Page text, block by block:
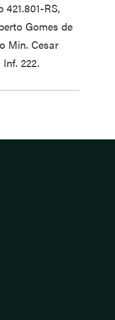
421.801-RS,
Gomes de
Min. Cesar
222.